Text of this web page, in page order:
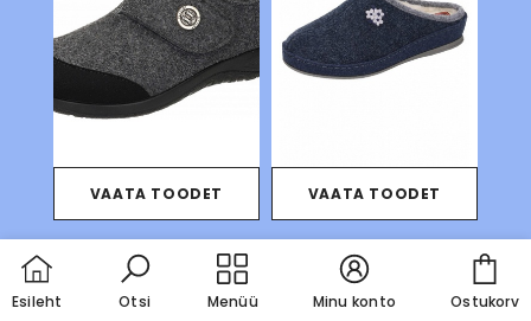
VAATA TOODET
50,63 €
VAATA TOODET
43,40 €
Esileht Otsi Menüü Minu konto
Ostukorv